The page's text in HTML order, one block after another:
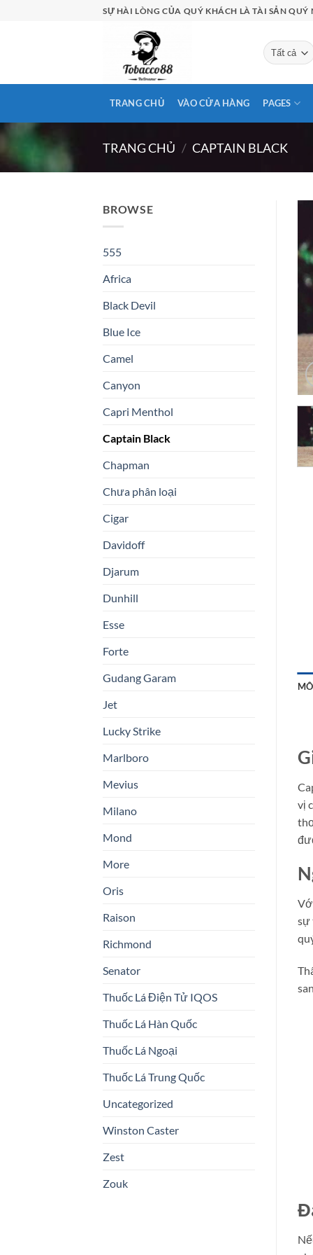
SỰ HÀI LÒNG CỦA QUÝ KHÁCH LÀ TÀI SẢN QUÝ
TRANG CHỦ VÀO CỬA HÀNG PAGES
TRANG CHỦ / CAPTAIN BLACK
BROWSE
555
Africa
Black Devil
Blue Ice
Camel
Canyon
Capri Menthol
Captain Black
Chapman
Chưa phân loại
Cigar
Davidoff
Djarum
Dunhill
Esse
Forte
Gudang Garam
Jet
Lucky Strike
Marlboro
Mevius
Milano
Mond
More
Oris
Raison
Richmond
Senator
Thuốc Lá Điện Tử IQOS
Thuốc Lá Hàn Quốc
Thuốc Lá Ngoại
Thuốc Lá Trung Quốc
Uncategorized
Winston Caster
Zest
Zouk
vị
sự